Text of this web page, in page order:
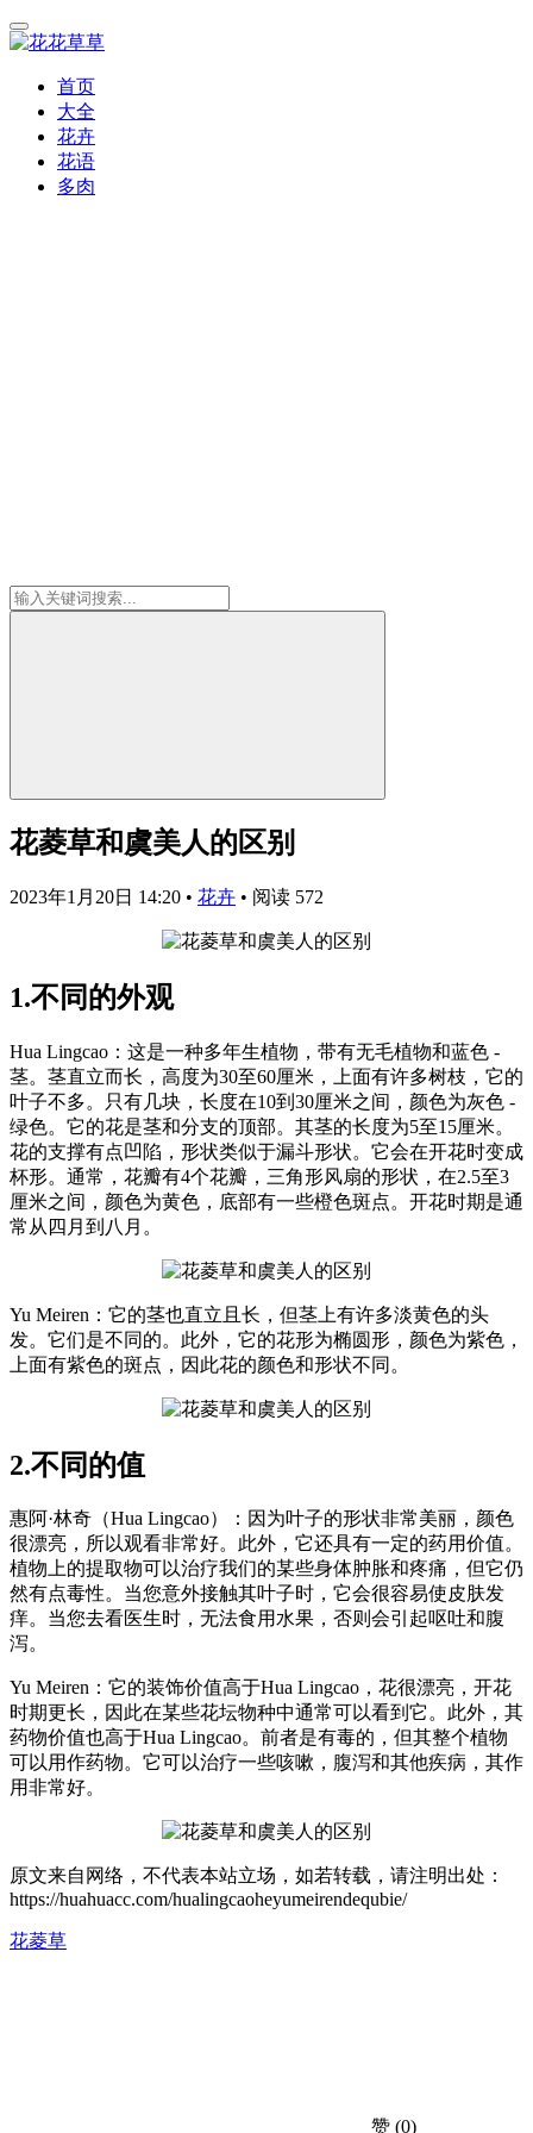
首页
大全
花卉
花语
多肉
花菱草和虞美人的区别
2023年1月20日 14:20 • 花卉 • 阅读 572
1.不同的外观
Hua Lingcao：这是一种多年生植物，带有无毛植物和蓝色 -
茎。茎直立而长，高度为30至60厘米，上面有许多树枝，它的
叶子不多。只有几块，长度在10到30厘米之间，颜色为灰色 -
绿色。它的花是茎和分支的顶部。其茎的长度为5至15厘米。
花的支撑有点凹陷，形状类似于漏斗形状。它会在开花时变成
杯形。通常，花瓣有4个花瓣，三角形风扇的形状，在2.5至3
厘米之间，颜色为黄色，底部有一些橙色斑点。开花时期是通
常从四月到八月。
Yu Meiren：它的茎也直立且长，但茎上有许多淡黄色的头
发。它们是不同的。此外，它的花形为椭圆形，颜色为紫色，
上面有紫色的斑点，因此花的颜色和形状不同。
2.不同的值
惠阿·林奇（Hua Lingcao）：因为叶子的形状非常美丽，颜色
很漂亮，所以观看非常好。此外，它还具有一定的药用价值。
植物上的提取物可以治疗我们的某些身体肿胀和疼痛，但它仍
然有点毒性。当您意外接触其叶子时，它会很容易使皮肤发
痒。当您去看医生时，无法食用水果，否则会引起呕吐和腹
泻。
Yu Meiren：它的装饰价值高于Hua Lingcao，花很漂亮，开花
时期更长，因此在某些花坛物种中通常可以看到它。此外，其
药物价值也高于Hua Lingcao。前者是有毒的，但其整个植物
可以用作药物。它可以治疗一些咳嗽，腹泻和其他疾病，其作
用非常好。
原文来自网络，不代表本站立场，如若转载，请注明出处：
https://huahuacc.com/hualingcaoheyumeirendequbie/
花菱草
赞 (0)